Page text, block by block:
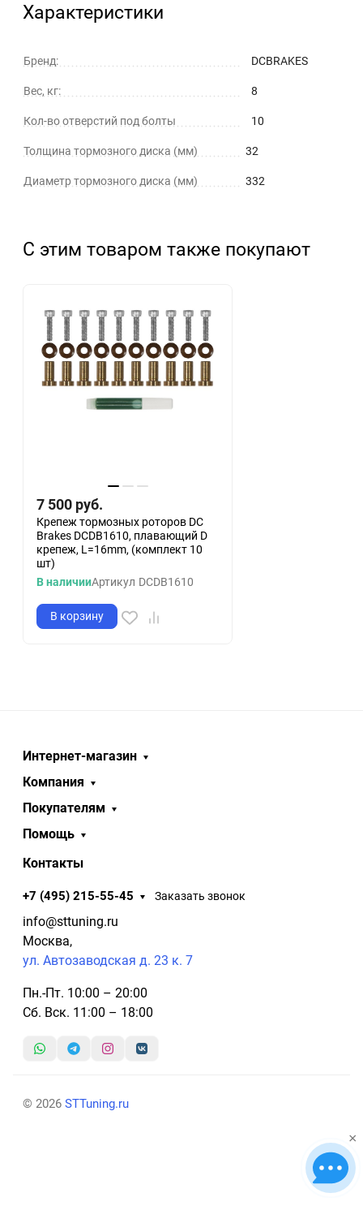
Характеристики
Бренд: DCBRAKES
Вес, кг: 8
Кол-во отверстий под болты 10
Толщина тормозного диска (мм) 32
Диаметр тормозного диска (мм) 332
С этим товаром также покупают
7 500 руб.
Крепеж тормозных роторов DC
Brakes DCDB1610, плавающий D
крепеж, L=16mm, (комплект 10
шт)
В наличииАртикул DCDB1610
В корзину
Интернет-магазин
Компания
Покупателям
Помощь
Контакты
+7 (495) 215-55-45 Заказать звонок
info@sttuning.ru
Москва,
ул. Автозаводская д. 23 к. 7
Пн.-Пт. 10:00 – 20:00
Сб. Вск. 11:00 – 18:00
© 2026 STTuning.ru
×